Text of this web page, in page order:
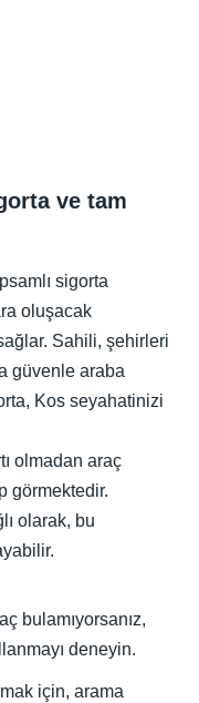
ve tam
sigorta
oluşacak
Sahili, şehirleri
güvenle araba
Kos seyahatinizi
olmadan araç
görmektedir.
olarak, bu
bulamıyorsanız,
deneyin.
için, arama